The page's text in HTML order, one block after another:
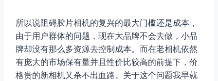
所以说阻碍胶片相机的复兴的最大门槛还是成本，
由于用户群体的问题，现在大品牌不会去做，小品
牌却没有那么多资源去控制成本。而在老相机依然
有庞大的市场保有量并且性价比较高的前提下，价
格贵的新相机又杀不出血路。关于这个问题我早就